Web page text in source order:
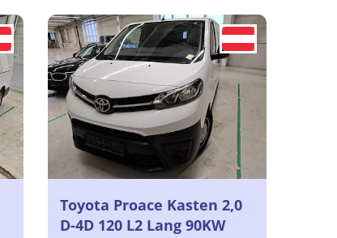
Toyota Proace Kasten 2,0
D-4D 120 L2 Lang 90KW